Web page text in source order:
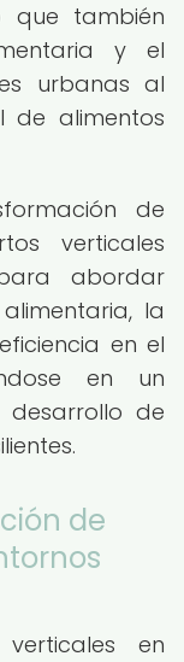
que también
y el
urbanas al
de alimentos
de
verticales
abordar
la
en el
en un
de
de
en